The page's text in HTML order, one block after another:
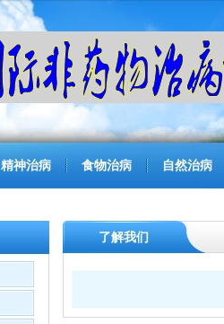
精神治病 食物治病 自然治病
了解我们